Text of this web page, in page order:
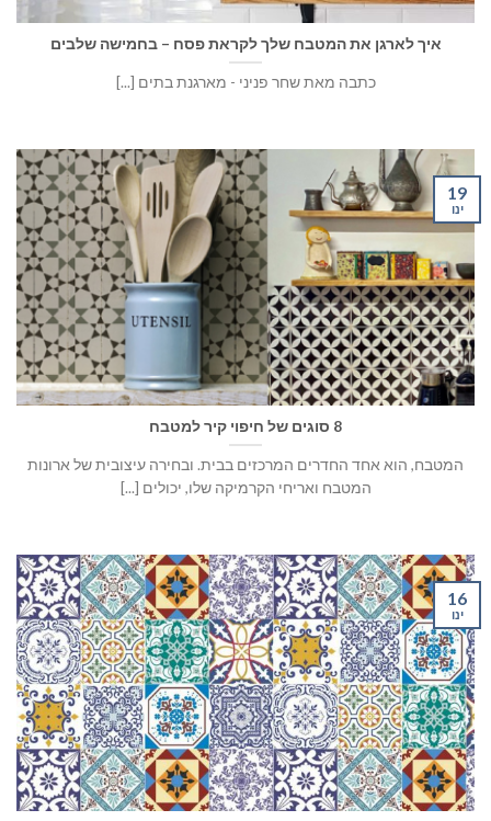
איך לארגן את המטבח שלך לקראת פסח – בחמישה שלבים
כתבה מאת שחר פניני - מארגנת בתים [...]
8 סוגים של חיפוי קיר למטבח
המטבח, הוא אחד החדרים המרכזים בבית. ובחירה עיצובית של ארונות
המטבח ואריחי הקרמיקה שלו, יכולים [...]
19
ינו
16
ינו